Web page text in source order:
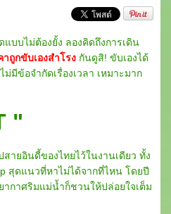
ไม่ต้องยั้ง ลองคิดถึงการเดิน
ถูกขับเองสำโรง กันดูสิ! ขับเองได้
มีข้อจำกัดเรื่องเวลา เหมาะมาก
"
ยอินดี้ของไทยไว้ในงานเดียว ทั้ง
สุดแนวที่หาไม่ได้จากที่ไหน โดยปี
ากาศริมแม่น้ำก็ชวนให้ปล่อยใจเต็ม